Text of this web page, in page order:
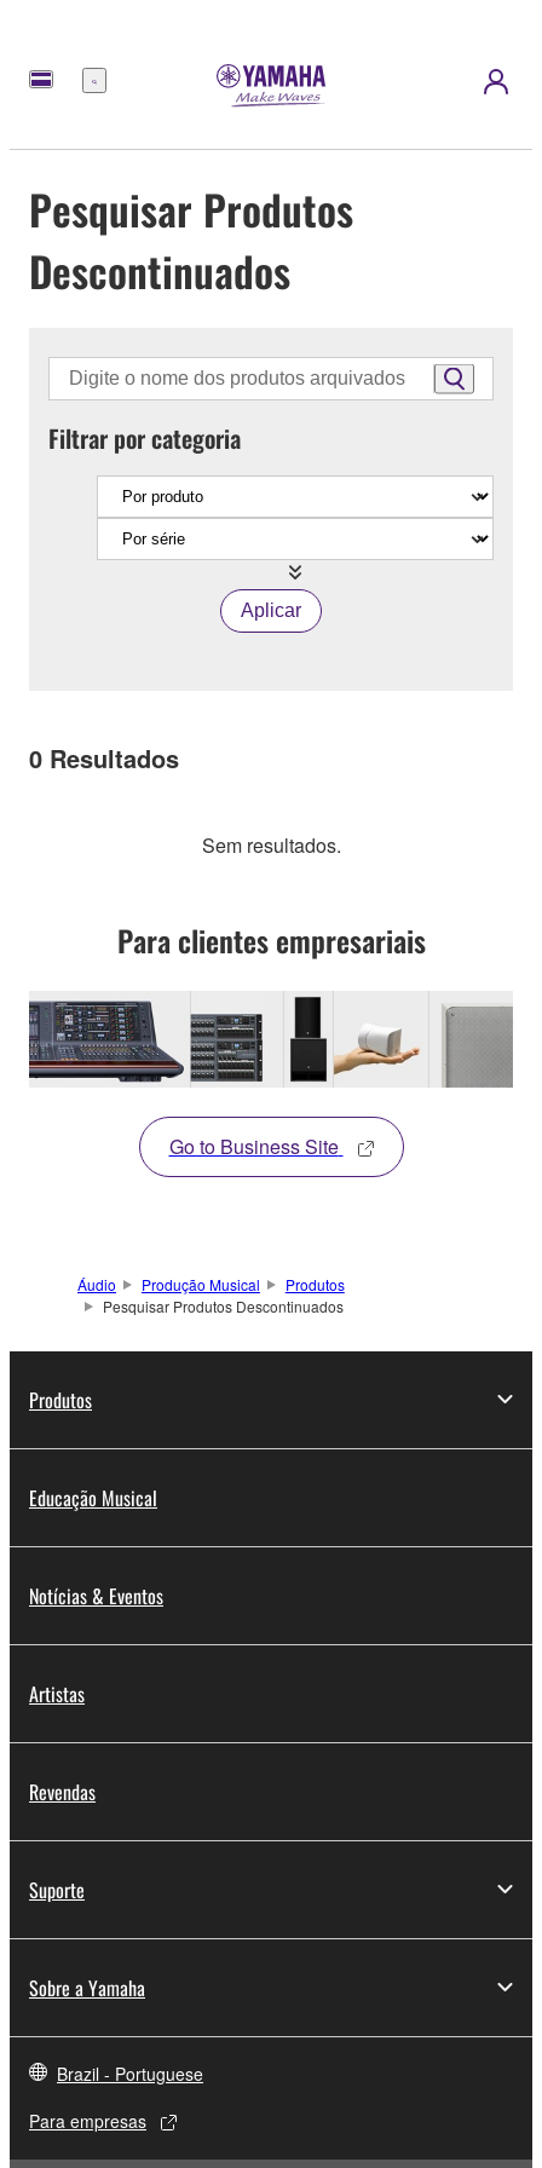
Menu
Pesquisar Produtos
Descontinuados
Filtrar por categoria
Aplicar
0 Resultados
Sem resultados.
Para clientes empresariais
Go to Business Site
Áudio Produção Musical
Produtos
Pesquisar Produtos Descontinuados
Produtos
Educação Musical
Notícias & Eventos
Artistas
Revendas
Suporte
Sobre a Yamaha
Brazil - Portuguese
Para empresas